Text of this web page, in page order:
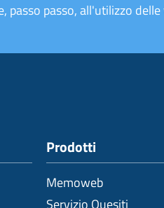
passo, all'utilizzo
Prodotti
Memoweb
Servizio Quesiti